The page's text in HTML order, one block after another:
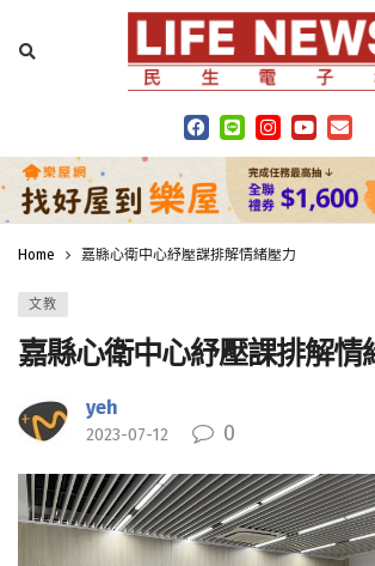
Home 嘉縣心衛中心紓壓課排解情緒壓力
文教
嘉縣心衛中心紓壓課排解情
yeh
2023-07-12 0